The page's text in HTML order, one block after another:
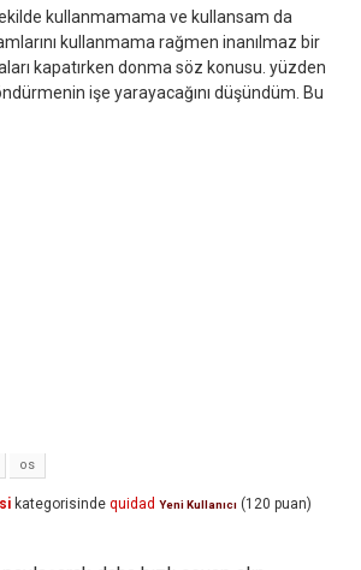
kullanmamama ve kullansam da
kullanmama rağmen inanılmaz bir
kapatırken donma söz konusu. yüzden
işe yarayacağını düşündüm. Bu
os
kategorisinde quidad Yeni Kullanıcı (120 puan)